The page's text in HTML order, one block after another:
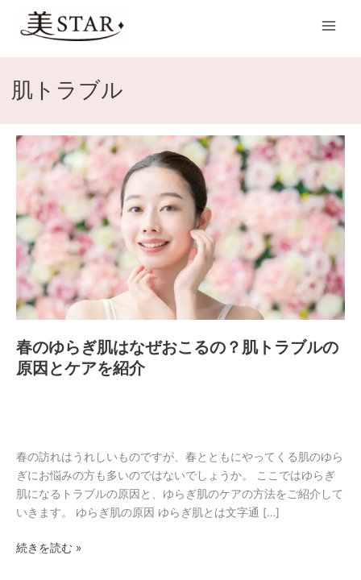
肌トラブル
春のゆらぎ肌はなぜおこるの？肌トラブルの
原因とケアを紹介
春の訪れはうれしいものですが、春とともにやってくる肌のゆら
ぎにお悩みの方も多いのではないでしょうか。 ここではゆらぎ
肌になるトラブルの原因と、ゆらぎ肌のケアの方法をご紹介して
いきます。 ゆらぎ肌の原因 ゆらぎ肌とは文字通 […]
春
の
ゆ
ぎ
肌
は
お
る
の？
ル
の
原
因
ケ
続きを読む »